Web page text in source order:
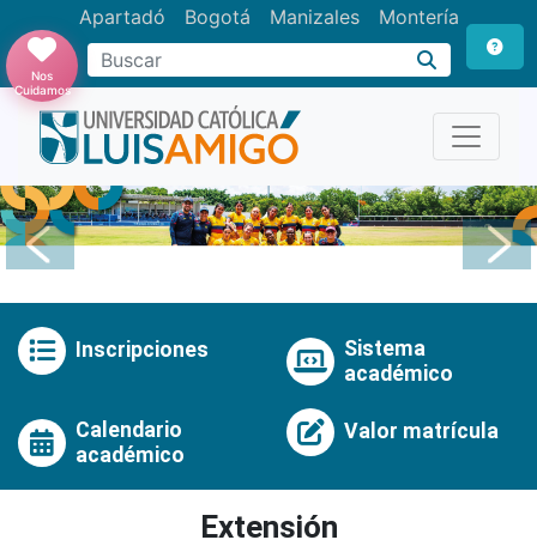
Apartadó Bogotá Manizales Montería
Buscar
Nos
Cuidamos
Anterior
Inscripciones
Sistema
académico
Calendario
académico
Valor matrícula
Extensión